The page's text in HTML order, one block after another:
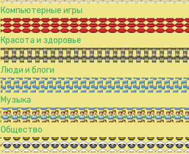
Компьютерные игры
Красота и здоровье
Люди и блоги
Музыка
Общество